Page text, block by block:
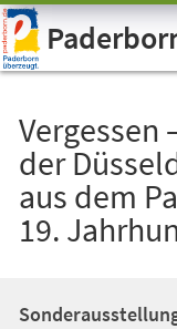
Visuelle
Assistenzsoftware
öffnen.
Vergessen
der
aus dem
19.